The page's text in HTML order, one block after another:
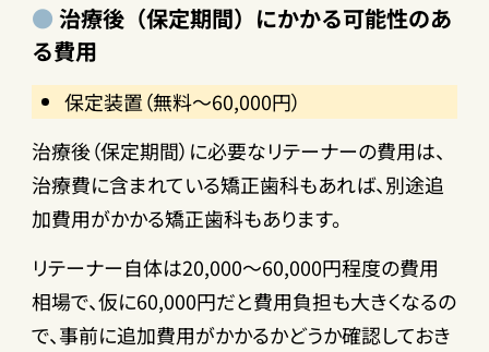
治療後（保定期間）にかかる可能性のあ
る費用
保定装置（無料～60,000円）
治療後（保定期間）に必要なリテーナーの費用は、
治療費に含まれている矯正歯科もあれば、別途追
加費用がかかる矯正歯科もあります。
リテーナー自体は20,000～60,000円程度の費用
相場で、仮に60,000円だと費用負担も大きくなるの
で、事前に追加費用がかかるかどうか確認しておき